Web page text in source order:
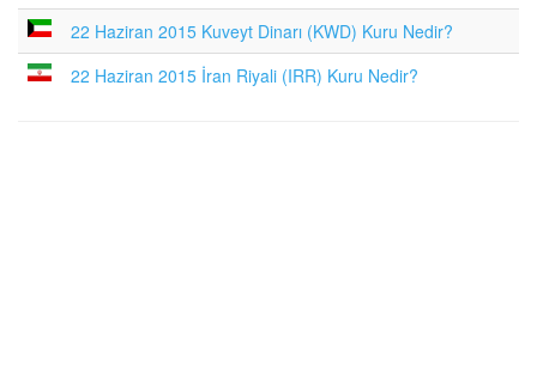
22 Haziran 2015 Kuveyt Dinarı (KWD) Kuru Nedir?
22 Haziran 2015 İran Riyali (IRR) Kuru Nedir?